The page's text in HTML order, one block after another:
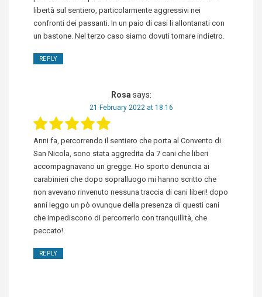
libertà sul sentiero, particolarmente aggressivi nei
confronti dei passanti. In un paio di casi li allontanati con
un bastone. Nel terzo caso siamo dovuti tornare indietro.
REPLY
Rosa says:
21 February 2022 at 18:16
Anni fa, percorrendo il sentiero che porta al Convento di
San Nicola, sono stata aggredita da 7 cani che liberi
accompagnavano un gregge. Ho sporto denuncia ai
carabinieri che dopo sopralluogo mi hanno scritto che
non avevano rinvenuto nessuna traccia di cani liberi! dopo
anni leggo un pò ovunque della presenza di questi cani
che impediscono di percorrerlo con tranquillità, che
peccato!
REPLY